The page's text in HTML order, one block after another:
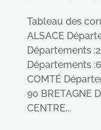
Tableau des
ALSACE
Départements
Départements
COMTÉ
90 BRETAGNE
CENTRE...